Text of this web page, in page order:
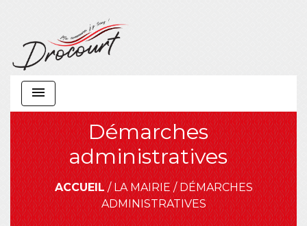
menu
Démarches
administratives
ACCUEIL/LA MAIRIE/DÉMARCHES
ADMINISTRATIVES